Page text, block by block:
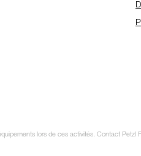
lors de ces activités. Contact Petzl